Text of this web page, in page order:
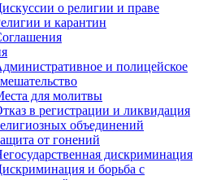
о религии и праве
и карантин
и полицейское
для молитвы
в регистрации и ликвидация
объединений
от гонений
дискриминация
и борьба с